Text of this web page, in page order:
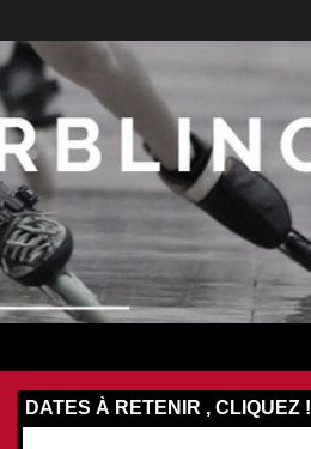
DATES À RETENIR , CLIQUEZ !